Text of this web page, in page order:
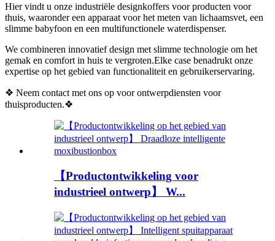
Hier vindt u onze industriële designkoffers voor producten voor
thuis, waaronder een apparaat voor het meten van lichaamsvet, een
slimme babyfoon en een multifunctionele waterdispenser.
We combineren innovatief design met slimme technologie om het
gemak en comfort in huis te vergroten.Elke case benadrukt onze
expertise op het gebied van functionaliteit en gebruikerservaring.
❖ Neem contact met ons op voor ontwerpdiensten voor
thuisproducten.❖
【Productontwikkeling voor
industrieel ontwerp】 W...